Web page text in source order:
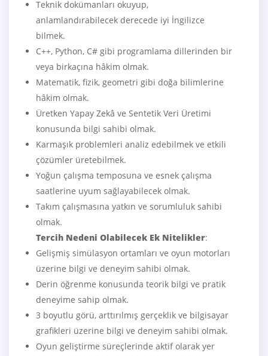
Teknik dokümanları okuyup,
anlamlandırabilecek derecede iyi İngilizce
bilmek.
C++, Python, C# gibi programlama dillerinden bir
veya birkaçına hâkim olmak.
Matematik, fizik, geometri gibi doğa bilimlerine
hâkim olmak.
Üretken Yapay Zekâ ve Sentetik Veri Üretimi
konusunda bilgi sahibi olmak.
Karmaşık problemleri analiz edebilmek ve etkili
çözümler üretebilmek.
Yoğun çalışma temposuna ve esnek çalışma
saatlerine uyum sağlayabilecek olmak.
Takım çalışmasına yatkın ve sorumluluk sahibi
olmak.
Tercih Nedeni Olabilecek Ek Nitelikler:
Gelişmiş simülasyon ortamları ve oyun motorları
üzerine bilgi ve deneyim sahibi olmak.
Derin öğrenme konusunda teorik bilgi ve pratik
deneyime sahip olmak.
3 boyutlu görü, arttırılmış gerçeklik ve bilgisayar
grafikleri üzerine bilgi ve deneyim sahibi olmak.
Oyun geliştirme süreçlerinde aktif olarak yer